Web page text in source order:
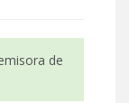
de